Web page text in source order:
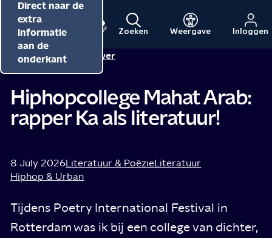
Direct naar de
inhoud
Direct naar de
hoofdnavigatie
Direct naar de
extra
informatie
aan de
onderkant
Menu
Naar
de
NPO
beginpagina
NPO
Cultuur
Zoeken Weergave Inloggen
Tip vanRachel Pouwer
Hiphopcollege Mahat Arab:
rapper Ka als literatuur!
8 July 2026Literatuur & PoëzieLiteratuur
Hiphop & Urban
Tijdens Poetry International Festival in
Rotterdam was ik bij een college van dichter,